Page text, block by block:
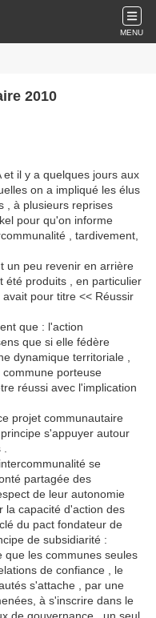
MENU
2010
il y a quelques jours aux
on a impliqué les élus
, à plusieurs reprises
pour qu'on informe
, tardivement,
un peu revenir en arrière
été produits , en particulier
pour titre << Réussir
que : l'action
que si elle fédère
dynamique territoriale ,
porteuse
réussi avec l'implication
projet communautaire
s'appuyer autour
se
partagée des
de leur autonomie
la capacité d'action des
du pact fondateur de
de subsidiarité :
les communes seules
de confiance , le
s'attache , par une
à s'inscrire dans le